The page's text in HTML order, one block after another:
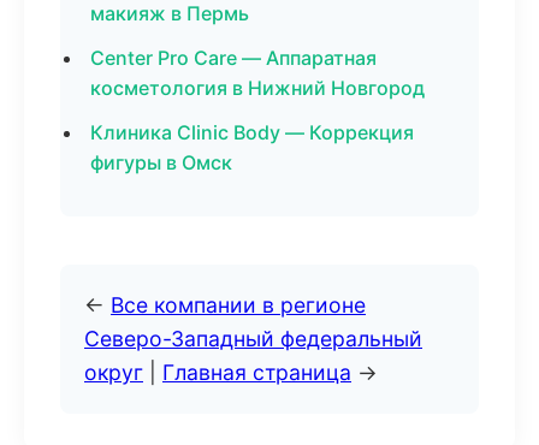
макияж в Пермь
Center Pro Care — Аппаратная
косметология в Нижний Новгород
Клиника Clinic Body — Коррекция
фигуры в Омск
← Все компании в регионе
Северо-Западный федеральный
округ
Главная страница →